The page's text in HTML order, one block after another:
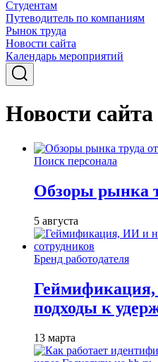
Студентам
Путеводитель по компаниям
Рынок труда
Новости сайта
Календарь мероприятий
Новости сайта
Поиск персонала
Обзоры рынка
5 августа
Бренд работодателя
подходы к
13 марта